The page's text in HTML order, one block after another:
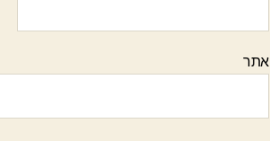
אתר